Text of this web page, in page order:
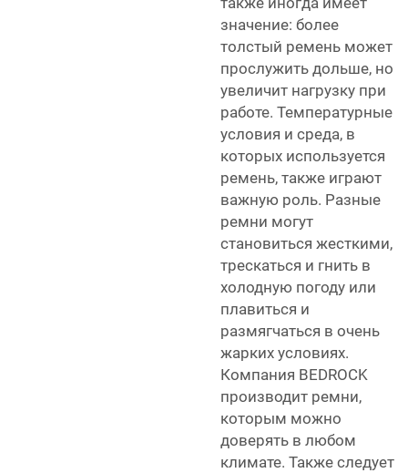
значение: более
толстый ремень может
прослужить дольше, но
увеличит нагрузку при
работе. Температурные
условия и среда, в
которых используется
ремень, также играют
важную роль. Разные
ремни могут
становиться жесткими,
трескаться и гнить в
холодную погоду или
плавиться и
размягчаться в очень
жарких условиях.
Компания BEDROCK
производит ремни,
которым можно
доверять в любом
климате. Также следует